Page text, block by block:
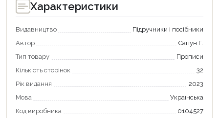
Характеристики
Видавництво
Підручники і посібники
Автор
Сапун Г.
Тип товару
Прописи
Кількість сторінок
32
Рік видання
2023
Мова
Українська
Код виробника
0104527